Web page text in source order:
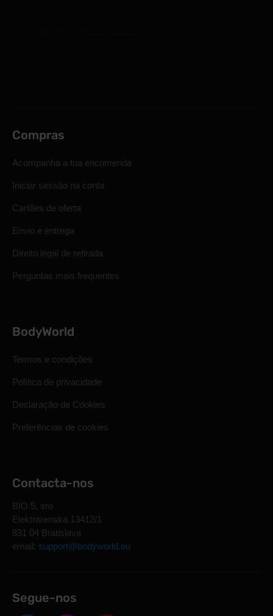
Compras
Acompanha a tua encomenda
Iniciar sessão na conta
Cartões de oferta
Envio e entrega
Direito legal de retirada
Perguntas mais frequentes
BodyWorld
Termos e condições
Política de privacidade
Declaração de Cookies
Preferências de cookies
Contacta-nos
BIO 5, sro
Elektrárenská 13412/1
831 04 Bratislava
email: support@bodyworld.eu
Segue-nos